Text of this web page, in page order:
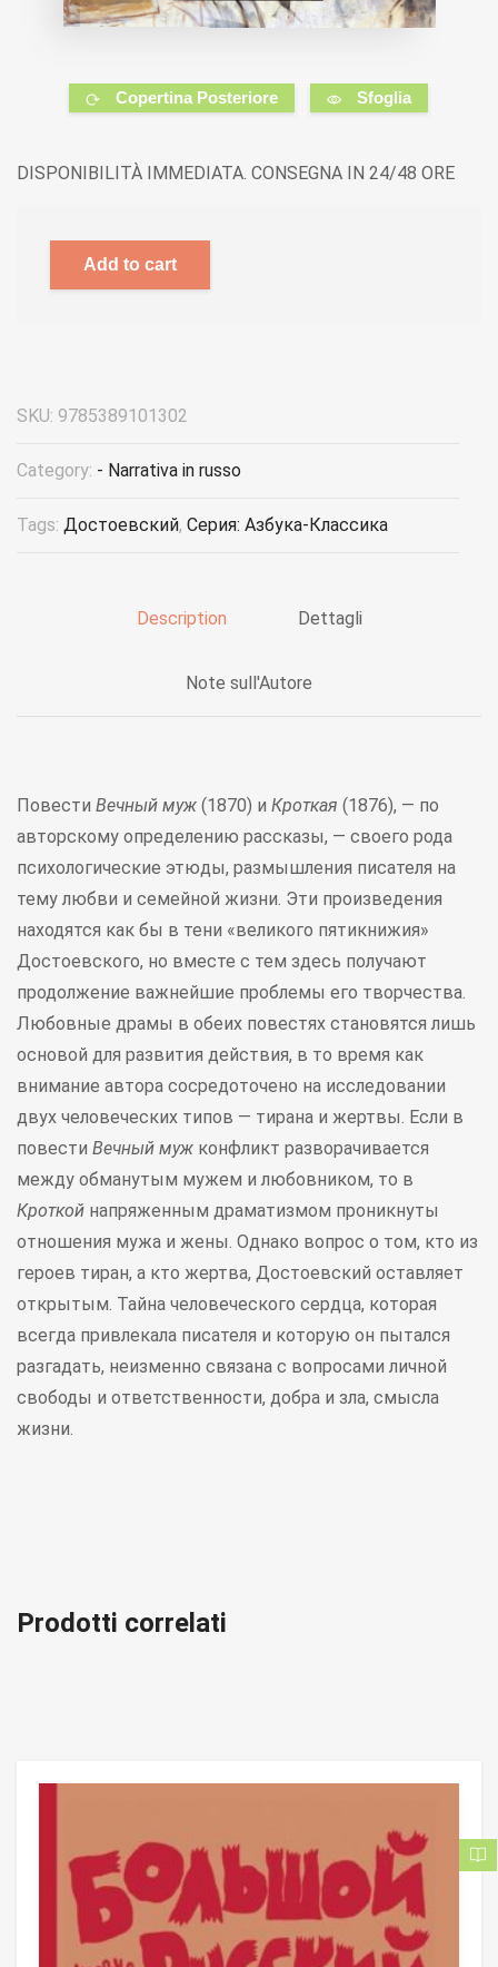
Copertina Posteriore Sfoglia
DISPONIBILITÀ IMMEDIATA. CONSEGNA IN 24/48 ORE
Add to cart
SKU: 9785389101302
Category: - Narrativa in russo
Tags: Достоевский, Серия: Азбука-Классика
Description Dettagli
Note sull'Autore
Повести Вечный муж (1870) и Кроткая (1876), — по
авторскому определению рассказы, — своего рода
психологические этюды, размышления писателя на
тему любви и семейной жизни. Эти произведения
находятся как бы в тени «великого пятикнижия»
Достоевского, но вместе с тем здесь получают
продолжение важнейшие проблемы его творчества.
Любовные драмы в обеих повестях становятся лишь
основой для развития действия, в то время как
внимание автора сосредоточено на исследовании
двух человеческих типов — тирана и жертвы. Если в
повести Вечный муж конфликт разворачивается
между обманутым мужем и любовником, то в
Кроткой напряженным драматизмом проникнуты
отношения мужа и жены. Однако вопрос о том, кто из
героев тиран, а кто жертва, Достоевский оставляет
открытым. Тайна человеческого сердца, которая
всегда привлекала писателя и которую он пытался
разгадать, неизменно связана с вопросами личной
свободы и ответственности, добра и зла, смысла
жизни.
Prodotti correlati